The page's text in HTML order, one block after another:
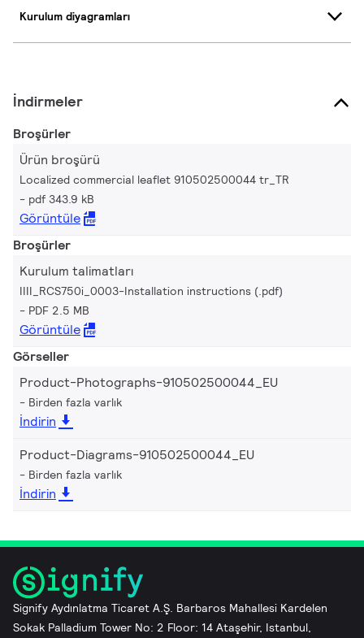
Kurulum diyagramları
İndirmeler
Broşürler
Ürün broşürü
Localized commercial leaflet 910502500044 tr_TR
pdf 343.9 kB
Görüntüle
Broşürler
Kurulum talimatları
IIII_RCS750i_0003-Installation instructions (.pdf)
PDF 2.5 MB
Görüntüle
Görseller
Product-Photographs-910502500044_EU
Birden fazla varlık
İndirin
Product-Diagrams-910502500044_EU
Birden fazla varlık
İndirin
Signify Aydınlatma Ticaret A.Ş. Barbaros Mahallesi Kardelen
Sokak Palladium Tower No: 2 Floor: 14 Ataşehir, Istanbul,